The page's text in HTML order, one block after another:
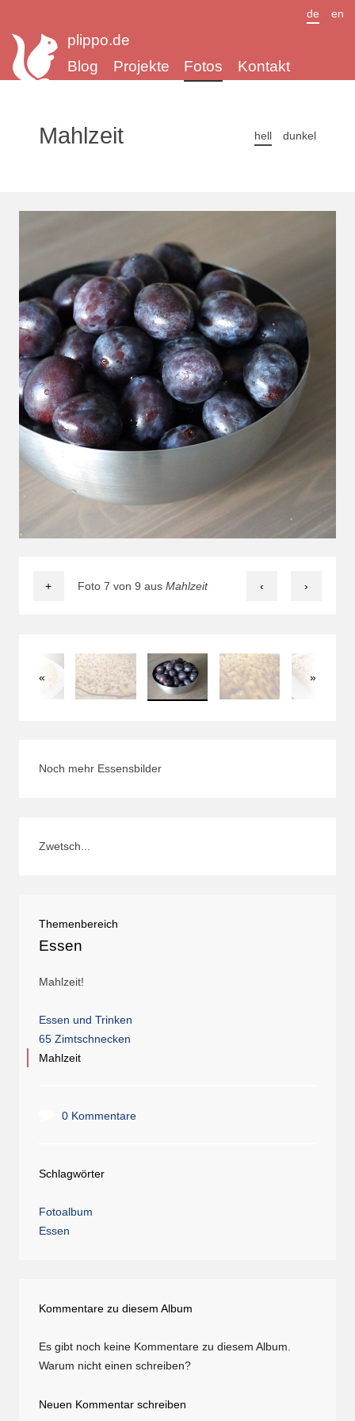
plippo.de
Blog
Projekte Fotos Kontakt
de en
Mahlzeit hell dunkel
Foto 7 von 9 aus Mahlzeit
+ ‹ ›
« »
Noch mehr Essensbilder
Zwetsch...
Themenbereich
Essen
Mahlzeit!
Essen und Trinken
65 Zimtschnecken
Mahlzeit
0 Kommentare
Schlagwörter
Fotoalbum
Essen
Kommentare zu diesem Album
Es gibt noch keine Kommentare zu diesem Album.
Warum nicht einen schreiben?
Neuen Kommentar schreiben